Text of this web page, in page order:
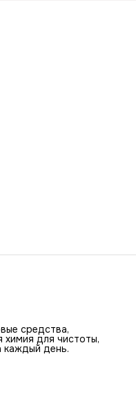
средства,
химия для чистоты,
каждый день.